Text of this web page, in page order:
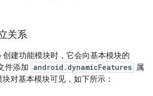
关系
创建功能模块时，它会向基本模块的
件添加 android.dynamicFeatures 属
对基本模块可见，如下所示：